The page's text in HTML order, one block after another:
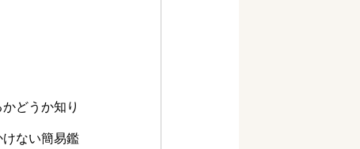
どうか知り
ない簡易鑑